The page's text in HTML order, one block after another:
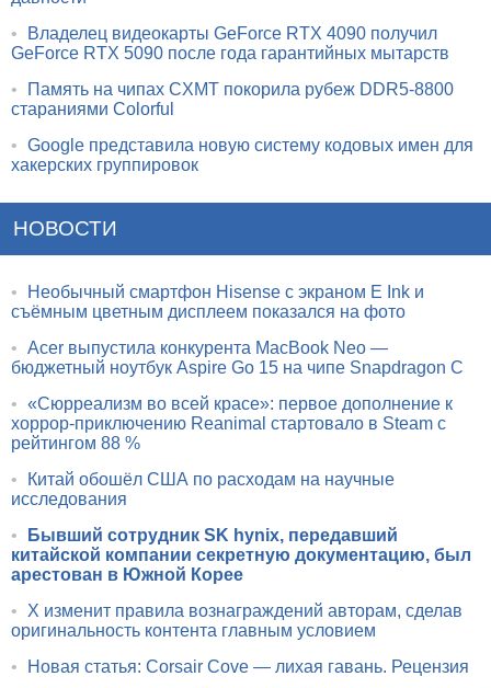
•
Владелец видеокарты GeForce RTX 4090 получил
GeForce RTX 5090 после года гарантийных мытарств
•
Память на чипах CXMT покорила рубеж DDR5-8800
стараниями Colorful
• Google представила новую систему кодовых имен для
хакерских группировок
НОВОСТИ
•
Необычный смартфон Hisense с экраном E Ink и
съёмным цветным дисплеем показался на фото
• Acer выпустила конкурента MacBook Neo —
бюджетный ноутбук Aspire Go 15 на чипе Snapdragon C
• «Сюрреализм во всей красе»: первое дополнение к
хоррор-приключению Reanimal стартовало в Steam с
рейтингом 88 %
•
Китай обошёл США по расходам на научные
исследования
•
Бывший сотрудник SK hynix, передавший
китайской компании секретную документацию, был
арестован в Южной Корее
•
X изменит правила вознаграждений авторам, сделав
оригинальность контента главным условием
•
Новая статья: Corsair Cove — лихая гавань. Рецензия